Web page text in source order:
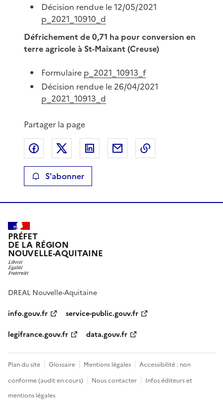
Décision rendue le 12/05/2021
p_2021_10910_d
Défrichement de 0,71 ha pour conversion en
terre agricole à St-Maixant (Creuse)
Formulaire p_2021_10913_f
Décision rendue le 26/04/2021
p_2021_10913_d
Partager la page
Partager sur Facebook
Partager sur XPartager sur LinkedIn
Partager par email
S'abonner
PRÉFET
DE LA RÉGION
NOUVELLE-AQUITAINE
DREAL Nouvelle-Aquitaine
info.gouv.fr
service-public.gouv.fr
legifrance.gouv.fr
data.gouv.fr
Plan du site Glossaire Mentions légales
Accessibilité : non
conforme (audit en cours)
Nous contacter
Infos éditeurs et
mentions légales